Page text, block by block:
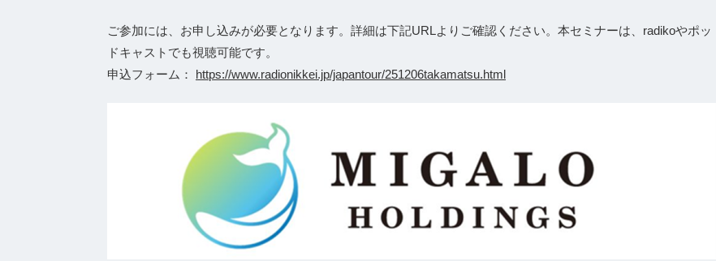
ご参加には、お申し込みが必要となります。詳細は下記URLよりご確認ください。本セミナーは、radikoやポッ
ドキャストでも視聴可能です。
申込フォーム： https://www.radionikkei.jp/japantour/251206takamatsu.html